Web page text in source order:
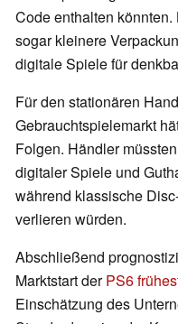
Code enthalten
sogar kleinere
digitale Spiele für
Für den stationären
Gebrauchtspielemarkt
Folgen. Händler
digitaler Spiele und
während klassische
verlieren würden.
Abschließend
Marktstart derPS6
Einschätzung des